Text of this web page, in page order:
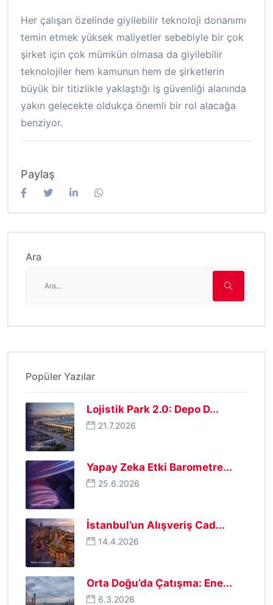
Her çalışan özelinde giyilebilir teknoloji donanımı
temin etmek yüksek maliyetler sebebiyle bir çok
şirket için çok mümkün olmasa da giyilebilir
teknolojiler hem kamunun hem de şirketlerin
büyük bir titizlikle yaklaştığı iş güvenliği alanında
yakın gelecekte oldukça önemli bir rol alacağa
benziyor.
Paylaş
Ara
Popüler Yazılar
Lojistik Park 2.0: Depo D...
21.7.2026
Yapay Zeka Etki Barometre...
25.6.2026
İstanbul’un Alışveriş Cad...
14.4.2026
Orta Doğu’da Çatışma: Ene...
6.3.2026